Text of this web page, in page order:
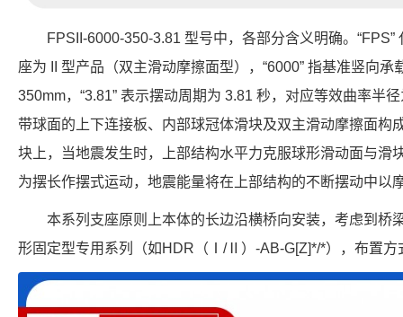
FPSII-6000-350-3.81 型号中，各部分含义明确。“FPS”
座为 II 型产品（双主滑动摩擦面型），“6000” 指基准竖向承
350mm，“3.81” 表示摆动周期为 3.81 秒，对应等效曲率半
带球面的上下连接板、内部球冠体滑块及双主滑动摩擦面构
块上，当地震发生时，上部结构水平力克服球形滑动面与滑
为摆长作摆式运动，地震能量将在上部结构的不断摆动中以
本系列支座原则上本体的长边沿横桥向安装，考虑到桥
形固定型专用系列（如HDR（Ⅰ/Ⅱ）-AB-G[Z]*/*），布置方